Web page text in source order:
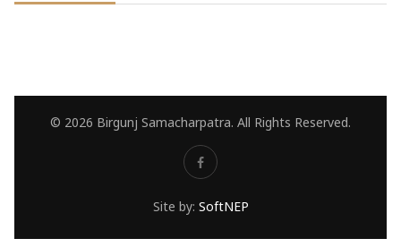
© 2026 Birgunj Samacharpatra. All Rights Reserved.
Site by: SoftNEP